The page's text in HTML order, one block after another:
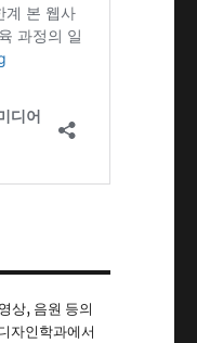
상, 음원 등의
자인학과에서